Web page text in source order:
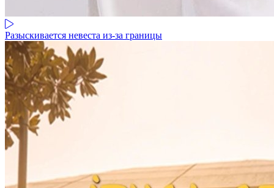
Разыскивается невеста из-за границы